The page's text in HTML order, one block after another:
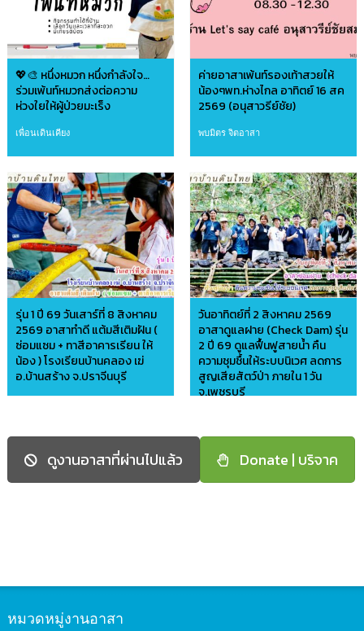
💖🎨 หนึ่งหมวก หนึ่งกำลังใจ…
ร่วมเพ้นท์หมวกส่งต่อความ
ห่วงใยให้ผู้ป่วยมะเร็ง
เพื่อนเดินเคียง
ค่ายอาสาเพ้นท์รองเท้าสวยให้
น้องๆพท.ห่างไกล อาทิตย์ 16 สค
2569 (อนุสาวรีย์ชัย)
พบมิตร จิตอาสา
รุ่น 1 ปี 69 วันเสาร์ที่ 8 สิงหาคม
2569 อาสาทำดี แต้มสีเติมฝัน (
ซ่อมแซม + ทาสีอาคารเรียน ให้
น้อง ) โรงเรียนบ้านคลอง เฆ่
อ.บ้านสร้าง จ.ปราจีนบุรี
วันอาทิตย์ที่ 2 สิงหาคม 2569
อาสาดูแลฝาย (Check Dam) รุ่น
2 ปี 69 ดูแลฟื้นฟูสายน้ำ คืน
ความชุมชื้นให้ระบบนิเวศ ลดการ
สูญเสียสัตว์ป่า ภายใน 1 วัน
จ.เพชรบุรี
ดูงานอาสาที่ผ่านไปแล้ว Donate | บริจาค
หมวดหมู่งานอาสา